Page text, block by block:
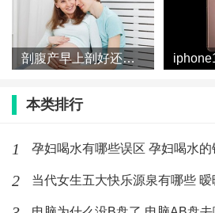
剖腹产早上剖好还是下午剖好 剖腹产一天中什么时间最好
本类排行
1 孕妇喝水有哪些误区 孕妇喝水
2